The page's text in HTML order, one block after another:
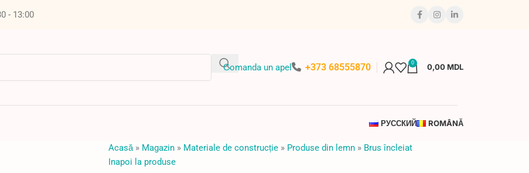
- 13:00
Сomanda un apel +373 68555870 0 0,00MDL
РУССКИЙ ROMÂNĂ
Acasă» Magazin» Materiale de construcție» Produse din lemn» Brus încleiat
Inapoi la produse